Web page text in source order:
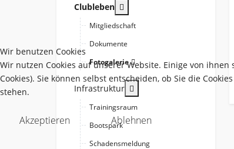
Clubleben
Mitgliedschaft
Dokumente
Fotogalerie
Infrastruktur
Trainingsraum
Bootspark
Schadensmeldung
Wir benutzen Cookies
Wir nutzen Cookies auf unserer Website. Einige von
Cookies). Sie können selbst entscheiden, ob Sie die
stehen.
Akzeptieren Ablehnen